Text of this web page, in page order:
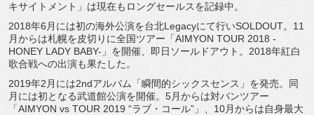
キサイトメント」は現在もロングセールスを記録中。
2018年6月には初の海外公演を台北Legacyにて行いSOLDOUT。11
月からは札幌を皮切りに全国ツアー「AIMYON TOUR 2018 -
HONEY LADY BABY-」を開催、即日ソールドアウト。 2018年紅白
歌合戦への出演も果たした。
2019年2月には2ndアルバム「瞬間的シックスセンス」 を発売。同
月には初となる武道館公演を開催。 5月からは対バンツアー
「AIMYON vs TOUR 2019 “ラブ・コール”」、 10月からは自身最大